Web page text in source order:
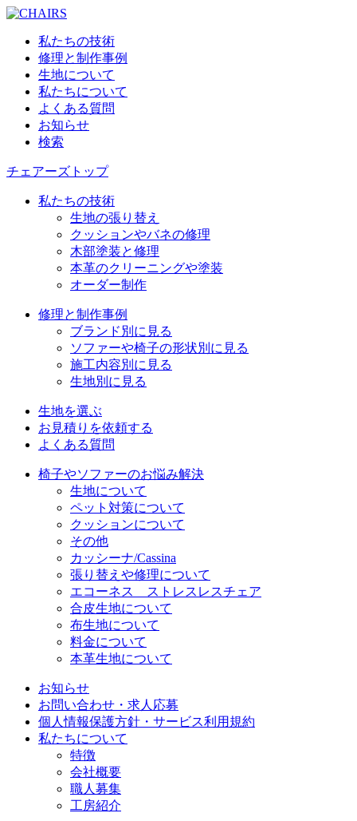
私たちの技術
修理と制作事例
生地について
私たちについて
よくある質問
お知らせ
検索
チェアーズトップ
私たちの技術
生地の張り替え
クッションやバネの修理
木部塗装と修理
本革のクリーニングや塗装
オーダー制作
修理と制作事例
ブランド別に見る
ソファーや椅子の形状別に見る
施工内容別に見る
生地別に見る
生地を選ぶ
お見積りを依頼する
よくある質問
椅子やソファーのお悩み解決
生地について
ペット対策について
クッションについて
その他
カッシーナ/Cassina
張り替えや修理について
エコーネス ストレスレスチェア
合皮生地について
布生地について
料金について
本革生地について
お知らせ
お問い合わせ・求人応募
個人情報保護方針・サービス利用規約
私たちについて
特徴
会社概要
職人募集
工房紹介